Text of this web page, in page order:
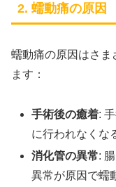
2. 蠕動痛の原因
蠕動痛の原因はさま
ます：
手術後の癒着:
に行われなくな
消化管の異常:
異常が原因で蠕